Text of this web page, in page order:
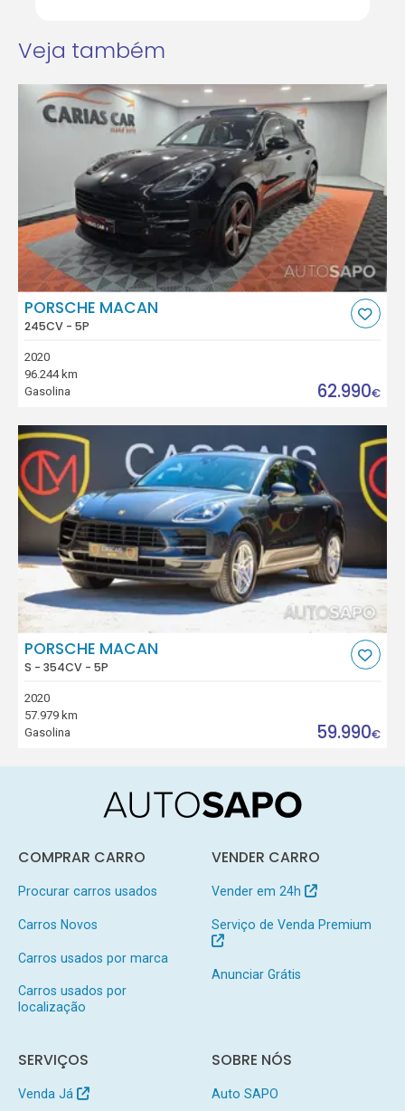
Veja também
PORSCHE MACAN
245CV - 5P
2020
96.244 km
Gasolina
62.990€
PORSCHE MACAN
S - 354CV - 5P
2020
57.979 km
Gasolina
59.990€
COMPRAR CARRO
Procurar carros usados
Carros Novos
Carros usados por marca
Carros usados por
localização
VENDER CARRO
Vender em 24h
Serviço de Venda Premium
Anunciar Grátis
SERVIÇOS
Venda Já
SOBRE NÓS
Auto SAPO